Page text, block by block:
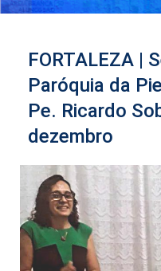
FORTALEZA |
Paróquia da
Pe. Ricardo
dezembro